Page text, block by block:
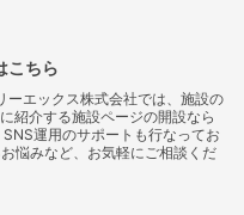
こちら
ーエックス株式会社では、施設の
紹介する施設ページの開設なら
運用のサポートも行なってお
悩みなど、お気軽にご相談くだ